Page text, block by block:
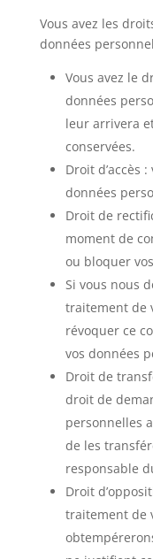
Vous avez les
données
Vous avez le
données
leur arrivera
conservées.
Droit d’accès
données
Droit de
moment de
ou bloquer
Si vous nous
traitement de
révoquer ce
vos données
Droit de
droit de
personnelles
de les
responsable
Droit
traitement de